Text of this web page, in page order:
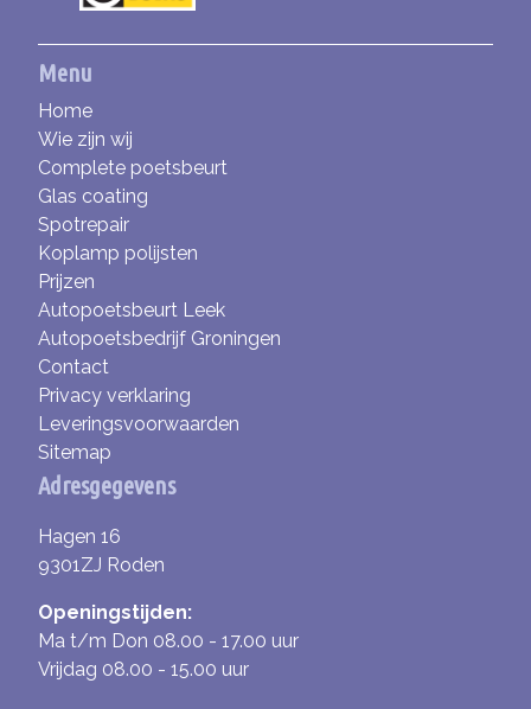
Menu
Home
Wie zijn wij
Complete poetsbeurt
Glas coating
Spotrepair
Koplamp polijsten
Prijzen
Autopoetsbeurt Leek
Autopoetsbedrijf Groningen
Contact
Privacy verklaring
Leveringsvoorwaarden
Sitemap
Adresgegevens
Hagen 16
9301ZJ Roden
Openingstijden:
Ma t/m Don 08.00 - 17.00 uur
Vrijdag 08.00 - 15.00 uur